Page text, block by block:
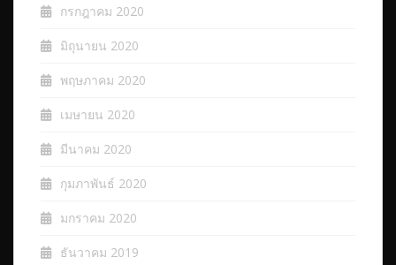
กรกฎาคม 2020
มิถุนายน 2020
พฤษภาคม 2020
เมษายน 2020
มีนาคม 2020
กุมภาพันธ์ 2020
มกราคม 2020
ธันวาคม 2019